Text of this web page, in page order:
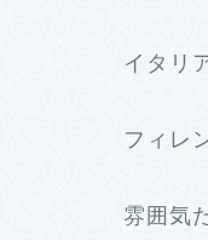
イタリ
フィ
雰囲気